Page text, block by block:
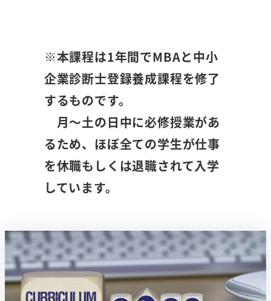
※本課程は1年間でMBAと中小
企業診断士登録養成課程を修了
するものです。
月～土の日中に必修授業があ
るため、ほぼ全ての学生が仕事
を休職もしくは退職されて入学
しています。